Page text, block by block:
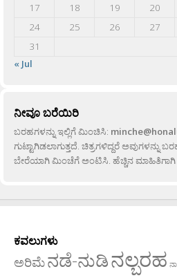
17
18 19 20
24
25 26 27
31
« Jul
ನೀವೂ ಬರೆಯಿರಿ
ಬರಹಗಳನ್ನು ಇಲ್ಲಿಗೆ ಮಿಂಚಿಸಿ:
ಗುಟ್ಟಾಗಿಡಲಾಗುತ್ತದೆ. ಚಿತ್ರಗಳಿದ್ದರೆ
ಬೇರೆಯಾಗಿ ಮಿಂಚೆಗೆ ಅಂಟಿಸಿ. ಹೆಚ್ಚಿನ ಮಾಹಿತಿಗಾಗಿ
ಕವಲುಗಳು
ಅರಿಮೆನಡೆ-ನುಡಿನಲ್ಬರಹ